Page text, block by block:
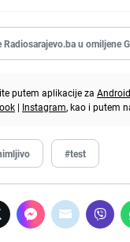
Radiosarajevo.ba u omiljene
putem aplikacije za Android
| Instagram, kao i putem
#test